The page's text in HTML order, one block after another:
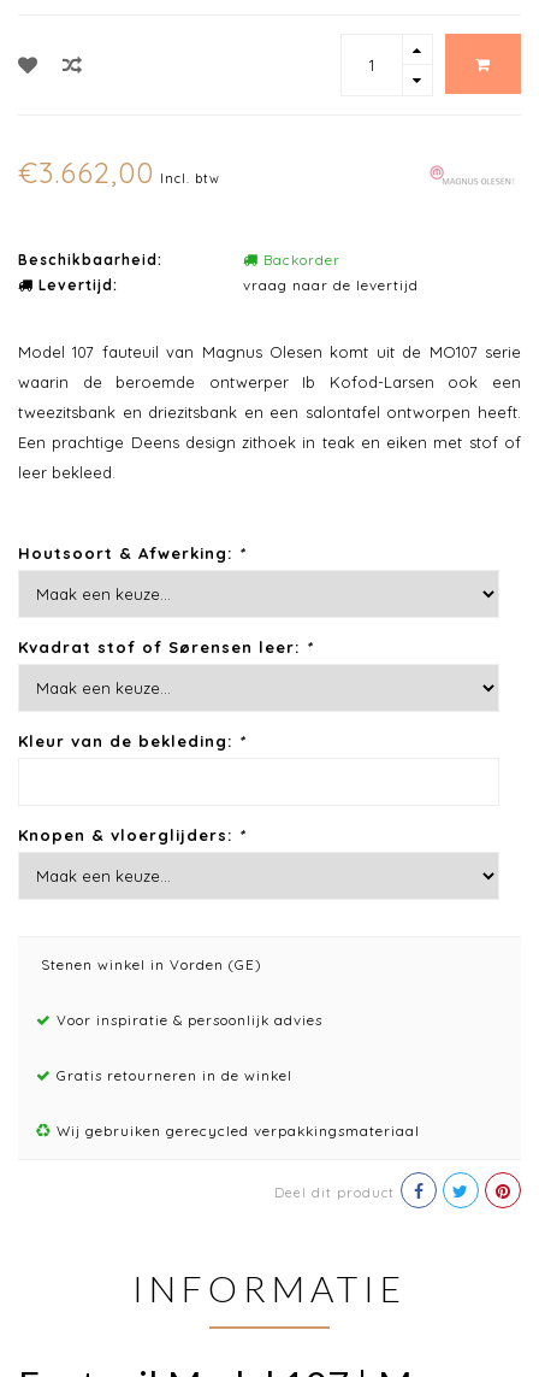
€3.662,00 Incl. btw
Beschikbaarheid:
Backorder
Levertijd:
vraag naar de levertijd
Model 107 fauteuil van Magnus Olesen komt uit de MO107 serie
waarin de beroemde ontwerper Ib Kofod-Larsen ook een
tweezitsbank en driezitsbank en een salontafel ontworpen heeft.
Een prachtige Deens design zithoek in teak en eiken met stof of
leer bekleed.
Houtsoort & Afwerking: *
Kvadrat stof of Sørensen leer: *
Kleur van de bekleding: *
Knopen & vloerglijders: *
Stenen winkel in Vorden (GE)
Voor inspiratie & persoonlijk advies
Gratis retourneren in de winkel
Wij gebruiken gerecycled verpakkingsmateriaal
Deel dit product
INFORMATIE